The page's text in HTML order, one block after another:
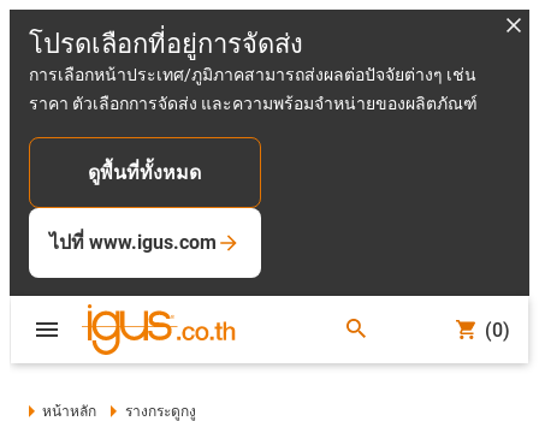
โปรดเลือกที่อยู่การจัดส่ง
การเลือกหน้าประเทศ/ภูมิภาคสามารถส่งผลต่อปัจจัยต่างๆ เช่น
ราคา ตัวเลือกการจัดส่ง และความพร้อมจำหน่ายของผลิตภัณฑ์
ดูพื้นที่ทั้งหมด
ไปที่ www.igus.com
(0)
หน้าหลัก
รางกระดูกงู